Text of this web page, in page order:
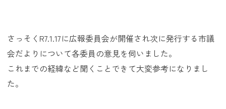
さっそくR7.1.17に広報委員会が開催され次に発行する市議
会だよりについて各委員の意見を伺いました。
これまでの経緯など聞くことできて大変参考になりまし
た。